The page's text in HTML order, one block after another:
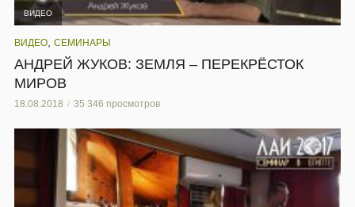
ВИДЕО
ВИДЕО СЕМИНАРЫ
АНДРЕЙ ЖУКОВ: ЗЕМЛЯ – ПЕРЕКРЁСТОК
МИРОВ
18.08.2018 35 346 просмотров